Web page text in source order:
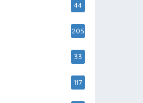
44
205
33
117